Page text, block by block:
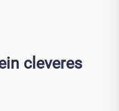
cleveres